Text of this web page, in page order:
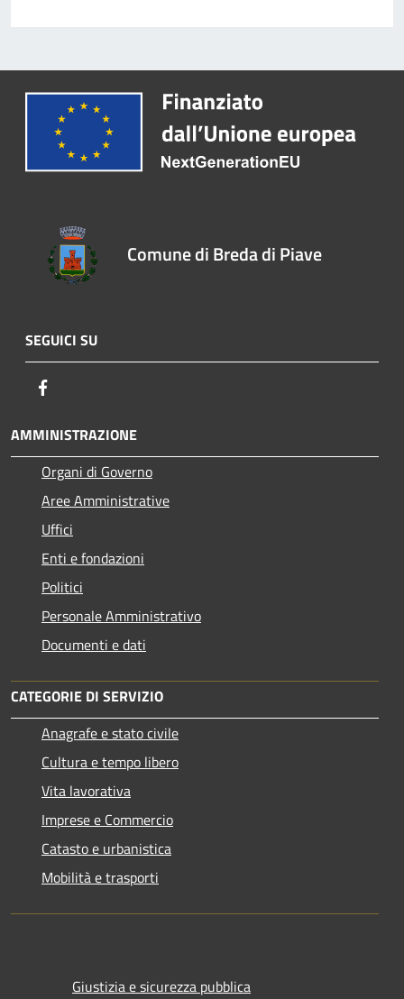
Comune di Breda di Piave
SEGUICI SU
AMMINISTRAZIONE
Organi di Governo
Aree Amministrative
Uffici
Enti e fondazioni
Politici
Personale Amministrativo
Documenti e dati
CATEGORIE DI SERVIZIO
Anagrafe e stato civile
Cultura e tempo libero
Vita lavorativa
Imprese e Commercio
Catasto e urbanistica
Mobilità e trasporti
Giustizia e sicurezza pubblica